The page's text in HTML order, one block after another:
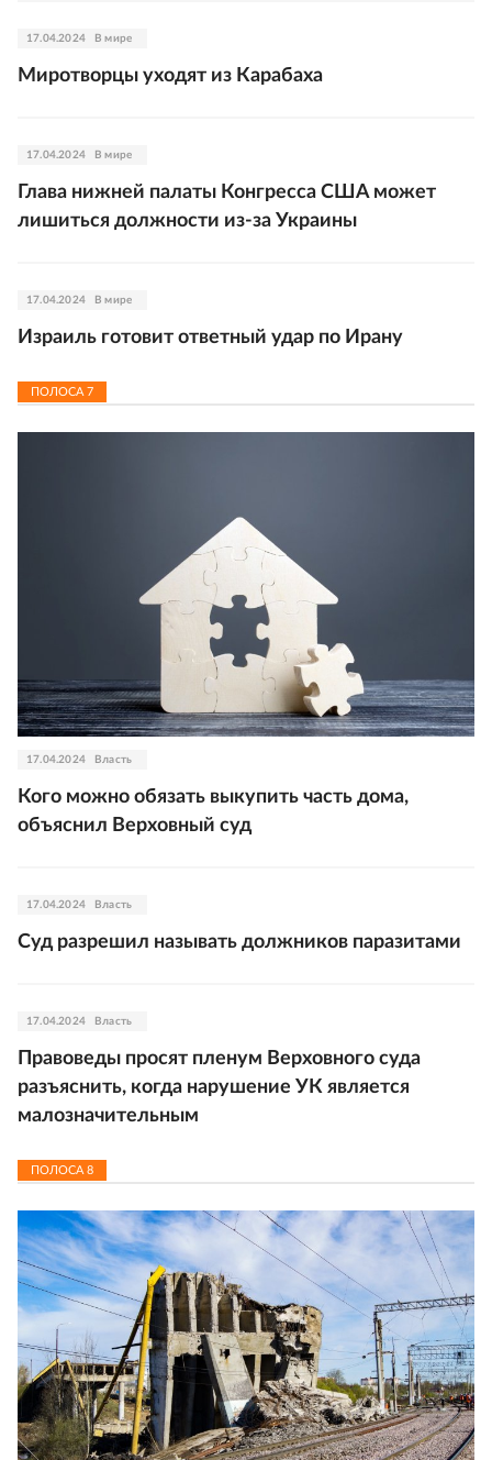
17.04.2024 В мире
Миротворцы уходят из Карабаха
17.04.2024 В мире
Глава нижней палаты Конгресса США может
лишиться должности из-за Украины
17.04.2024 В мире
Израиль готовит ответный удар по Ирану
ПОЛОСА 7
17.04.2024 Власть
Кого можно обязать выкупить часть дома,
объяснил Верховный суд
17.04.2024 Власть
Суд разрешил называть должников паразитами
17.04.2024 Власть
Правоведы просят пленум Верховного суда
разъяснить, когда нарушение УК является
малозначительным
ПОЛОСА8